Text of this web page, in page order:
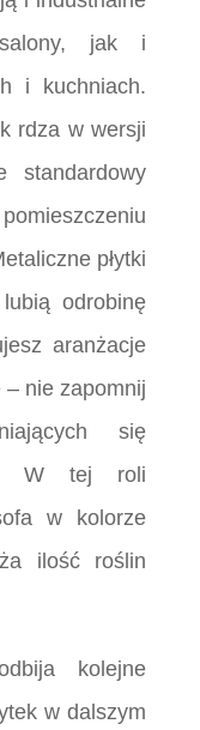
jak i
i kuchniach.
rdza w wersji
standardowy
płytki
odrobinę
aranżacje
nie zapomnij
się
W tej roli
w kolorze
ilość roślin
kolejne
w dalszym